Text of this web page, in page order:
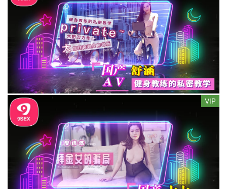
VIP